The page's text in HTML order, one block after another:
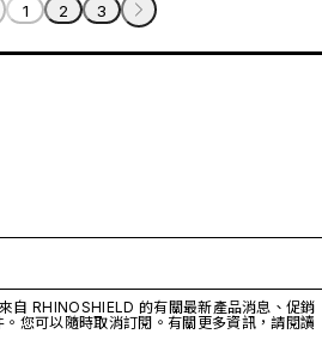
1 2 3
自 RHINOSHIELD 的有關最新產品消息、促銷
您可以隨時取消訂閱。有關更多資訊，請閱讀